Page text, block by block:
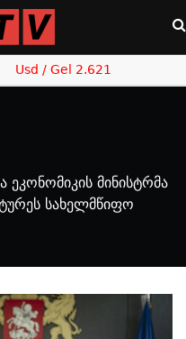
Usd / Gel 2.621
მინისტრმა
სახელმწიფო